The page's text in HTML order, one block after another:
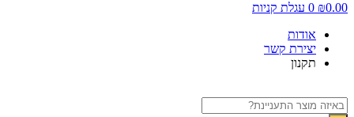
₪0.00
0 עגלת קניות
אודות
יצירת קשר
תקנון